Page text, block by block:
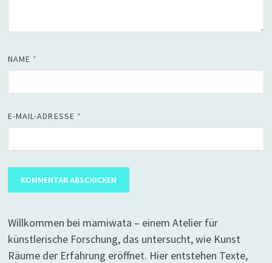
NAME *
E-MAIL-ADRESSE *
Willkommen bei mamiwata – einem Atelier für
künstlerische Forschung, das untersucht, wie Kunst
Räume der Erfahrung eröffnet. Hier entstehen Texte,